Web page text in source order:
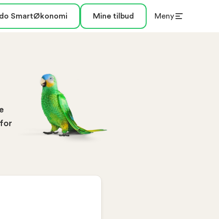
SmartØkonomi Mine tilbud Meny